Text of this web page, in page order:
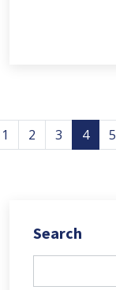
1 2 3 4 5
Search